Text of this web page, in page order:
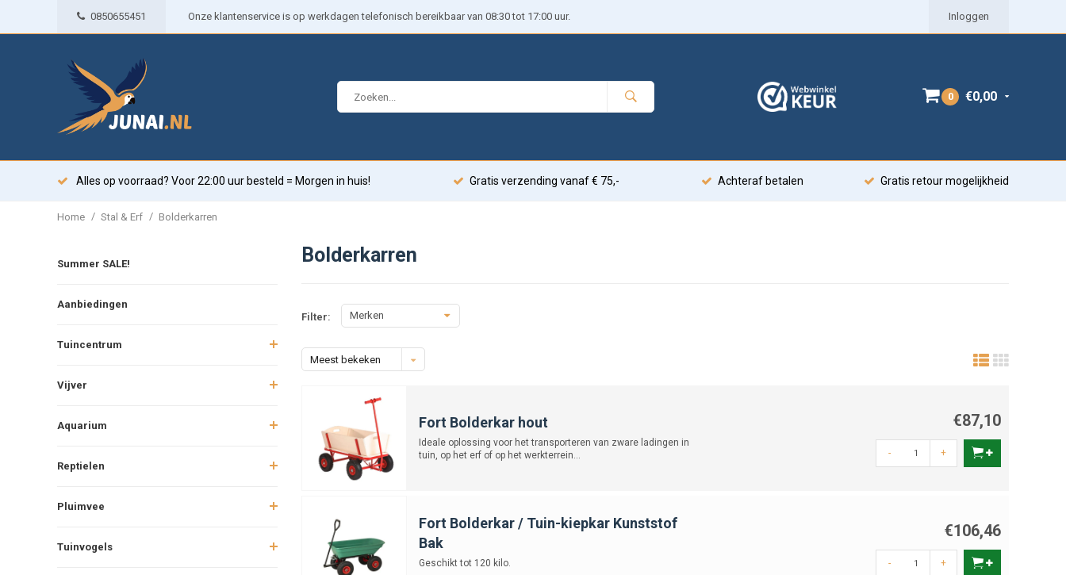
0850655451 Onze klantenservice is op werkdagen telefonisch bereikbaar van 08:30 tot 17:00 uur. Inloggen
0 €0,00
Alles op voorraad? Voor 22:00 uur besteld = Morgen in huis! Gratis verzending vanaf € 75,- Achteraf betalen Gratis retour mogelijkheid
Home / Stal & Erf / Bolderkarren
Summer SALE!
Aanbiedingen
Tuincentrum
Vijver
Aquarium
Reptielen
Pluimvee
Tuinvogels
Bolderkarren
Filter: Merken
Meest bekeken
Fort Bolderkar hout
Ideale oplossing voor het transporteren van zware ladingen in
tuin, op het erf of op het werkterrein...
€87,10
- +
Fort Bolderkar / Tuin-kiepkar Kunststof
Bak
Geschikt tot 120 kilo.
€106,46
- +